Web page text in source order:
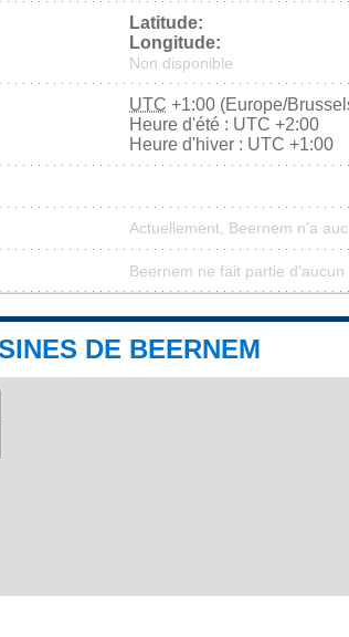
Latitude:
Longitude:
Non disponible
UTC +1:00 (Europe/
Heure d'été : UTC +2:00
Heure d'hiver : UTC +1:00
Actuellement, Beernem n'a
Beernem ne fait partie
DE BEERNEM